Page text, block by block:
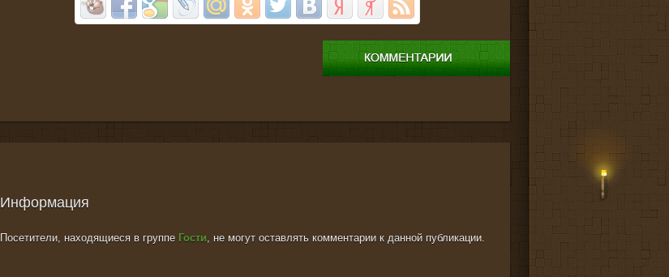
Информация
Посетители, находящиеся в группе Гости, не могут оставлять комментарии к данной публикации.